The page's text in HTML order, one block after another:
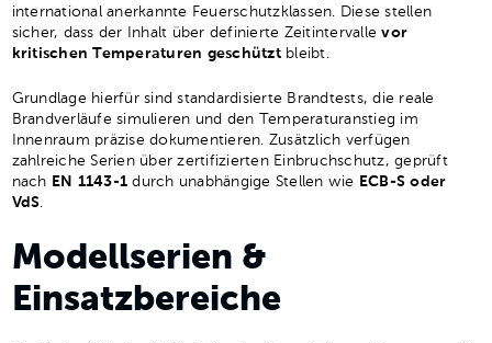
international anerkannte Feuerschutzklassen. Diese stellen
sicher, dass der Inhalt über definierte Zeitintervallevor
kritischen Temperaturen geschütztbleibt.
Grundlage hierfür sind standardisierte Brandtests, die reale
Brandverläufe simulieren und den Temperaturanstieg im
Innenraum präzise dokumentieren. Zusätzlich verfügen
zahlreiche Serien über zertifizierten Einbruchschutz, geprüft
nach EN 1143-1 durch unabhängige Stellen wie
ECB-S oder
VdS.
Modellserien &
Einsatzbereiche